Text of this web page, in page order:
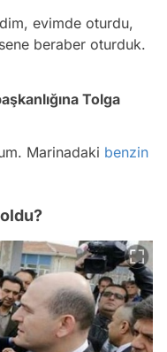
evimde oturdu,
beraber oturduk.
Tolga
Marinadaki benzin